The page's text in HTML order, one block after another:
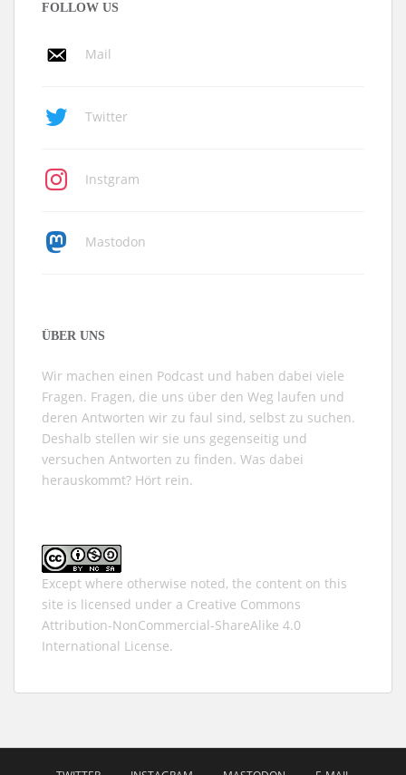
FOLLOW US
Mail
Twitter
Instgram
Mastodon
ÜBER UNS
Wir machen einen Podcast und haben dabei viele
Fragen. Fragen, die uns über den Weg laufen und
deren Antworten wir zu faul sind, selbst zu suchen.
Deshalb stellen wir sie uns gegenseitig und
versuchen Antworten zu finden. Was dabei
herauskommt? Hört rein.
Except where otherwise noted, the content on this
site is licensed under a Creative Commons
Attribution-NonCommercial-ShareAlike 4.0
International License.